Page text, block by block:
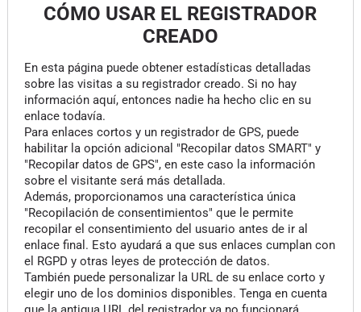
CÓMO USAR EL REGISTRADOR
CREADO
En esta página puede obtener estadísticas detalladas
sobre las visitas a su registrador creado. Si no hay
información aquí, entonces nadie ha hecho clic en su
enlace todavía.
Para enlaces cortos y un registrador de GPS, puede
habilitar la opción adicional "Recopilar datos SMART" y
"Recopilar datos de GPS", en este caso la información
sobre el visitante será más detallada.
Además, proporcionamos una característica única
"Recopilación de consentimientos" que le permite
recopilar el consentimiento del usuario antes de ir al
enlace final. Esto ayudará a que sus enlaces cumplan con
el RGPD y otras leyes de protección de datos.
También puede personalizar la URL de su enlace corto y
elegir uno de los dominios disponibles. Tenga en cuenta